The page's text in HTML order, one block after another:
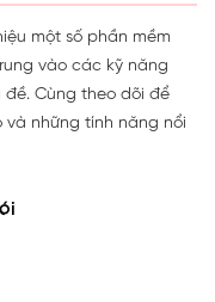
một số phần mềm
vào các kỹ năng
đề. Cùng theo dõi để
những tính năng nổi